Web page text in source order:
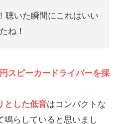
聴いた瞬間にこれはいい
ね！
スピーカードライバーを採
とした低音はコンパクトな
鳴らしていると思いまし